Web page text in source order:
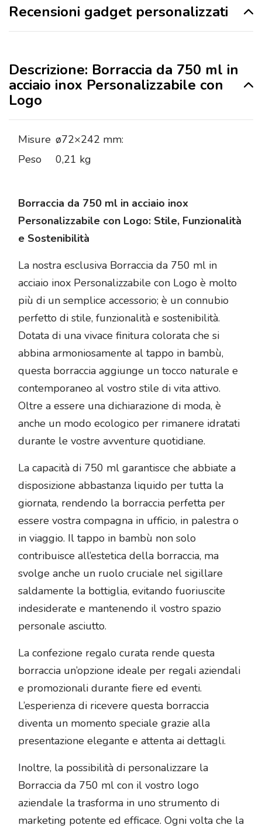
Recensioni gadget personalizzati
Descrizione: Borraccia da 750 ml in
acciaio inox Personalizzabile con
Logo
Misure ø72×242 mm:
Peso
0,21 kg
Borraccia da 750 ml in acciaio inox
Personalizzabile con Logo: Stile, Funzionalità
e Sostenibilità
La nostra esclusiva Borraccia da 750 ml in
acciaio inox Personalizzabile con Logo è molto
più di un semplice accessorio; è un connubio
perfetto di stile, funzionalità e sostenibilità.
Dotata di una vivace finitura colorata che si
abbina armoniosamente al tappo in bambù,
questa borraccia aggiunge un tocco naturale e
contemporaneo al vostro stile di vita attivo.
Oltre a essere una dichiarazione di moda, è
anche un modo ecologico per rimanere idratati
durante le vostre avventure quotidiane.
La capacità di 750 ml garantisce che abbiate a
disposizione abbastanza liquido per tutta la
giornata, rendendo la borraccia perfetta per
essere vostra compagna in ufficio, in palestra o
in viaggio. Il tappo in bambù non solo
contribuisce all’estetica della borraccia, ma
svolge anche un ruolo cruciale nel sigillare
saldamente la bottiglia, evitando fuoriuscite
indesiderate e mantenendo il vostro spazio
personale asciutto.
La confezione regalo curata rende questa
borraccia un’opzione ideale per regali aziendali
e promozionali durante fiere ed eventi.
L’esperienza di ricevere questa borraccia
diventa un momento speciale grazie alla
presentazione elegante e attenta ai dettagli.
Inoltre, la possibilità di personalizzare la
Borraccia da 750 ml con il vostro logo
aziendale la trasforma in uno strumento di
marketing potente ed efficace. Ogni volta che la